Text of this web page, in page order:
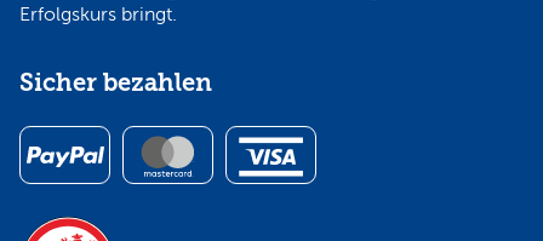
Erfolgskurs bringt.
Sicher bezahlen